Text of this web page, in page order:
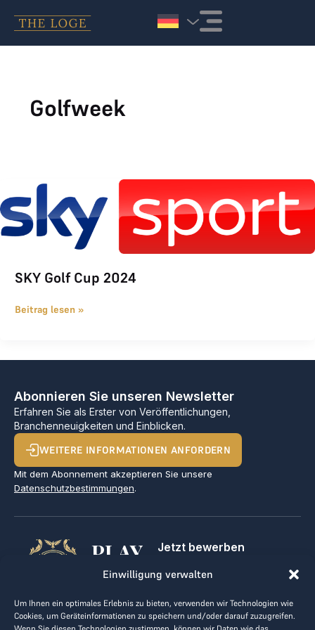
Einwilligung verwalten
Um Ihnen ein optimales Erlebnis zu bieten, verwenden wir Technologien wie
Cookies, um Geräteinformationen zu speichern und/oder darauf zuzugreifen.
Golfweek
SKY Golf Cup 2024
SKY Golf Cup 2024
Beitrag lesen »
Abonnieren Sie unseren Newsletter
Erfahren Sie als Erster von Veröffentlichungen,
Branchenneuigkeiten und Einblicken.
WEITERE INFORMATIONEN ANFORDERN
Mit dem Abonnement akzeptieren Sie unsere
Datenschutzbestimmungen.
PLAY
GOLF,
MAKE
Jetzt bewerben
Kontakt
AGB
Datenrichtlinie